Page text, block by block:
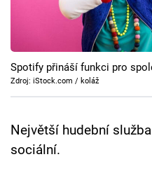
Cool Esport
Pořady
TV Program
Spotify přináší funkci pro
Zdroj: iStock.com / koláž
Největší hudební
sociální.